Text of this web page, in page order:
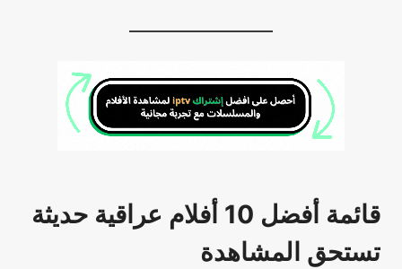
قائمة أفضل 10 أفلام عراقية حديثة
تستحق المشاهدة